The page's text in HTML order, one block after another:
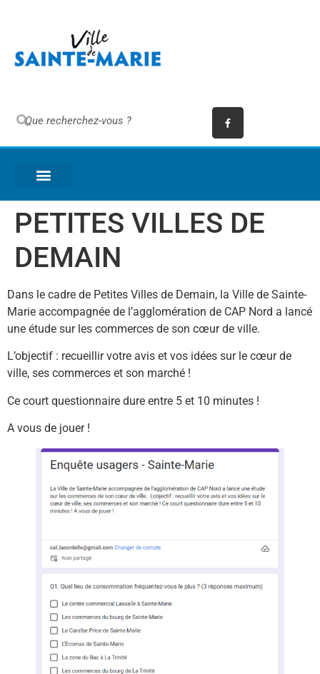
PETITES VILLES DE
DEMAIN
Dans le cadre de Petites Villes de Demain, la Ville de Sainte-
Marie accompagnée de l’agglomération de CAP Nord a lancé
une étude sur les commerces de son cœur de ville.
L’objectif : recueillir votre avis et vos idées sur le cœur de
ville, ses commerces et son marché !
Ce court questionnaire dure entre 5 et 10 minutes !
A vous de jouer !